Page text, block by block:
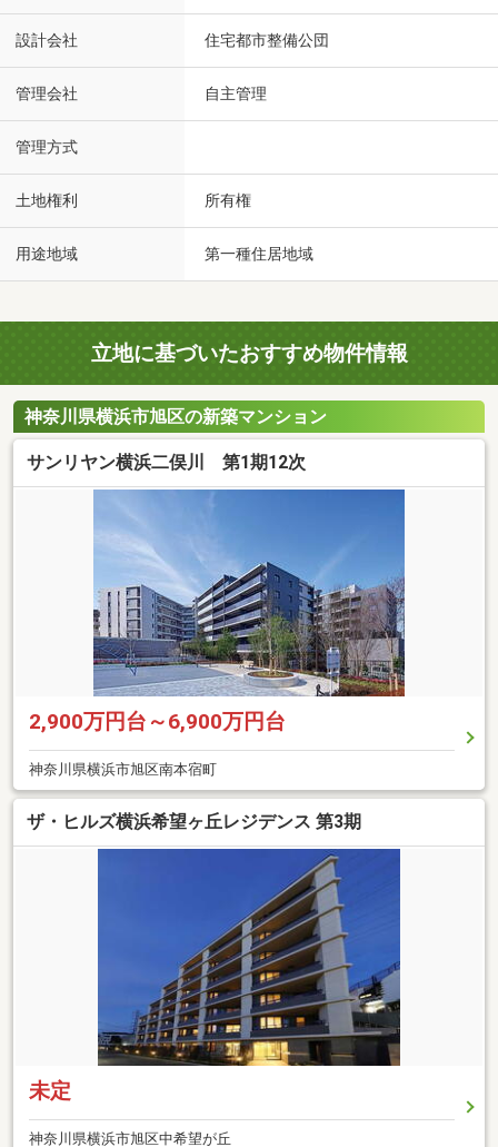
設計会社 住宅都市整備公団
管理会社 自主管理
管理方式
土地権利 所有権
用途地域 第一種住居地域
立地に基づいたおすすめ物件情報
神奈川県横浜市旭区の新築マンション
サンリヤン横浜二俣川 第1期12次
2,900万円台～6,900万円台
神奈川県横浜市旭区南本宿町
ザ・ヒルズ横浜希望ヶ丘レジデンス 第3期
未定
神奈川県横浜市旭区中希望が丘